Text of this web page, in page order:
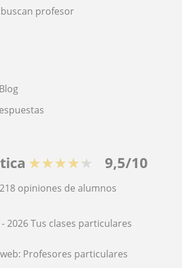
profesor
★★★★★ 9,5/10
opiniones de alumnos
2026 Tus clases particulares
Profesores particulares